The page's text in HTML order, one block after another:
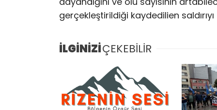
gerçekleştirildiği kaydedilien
İLGİNİZİÇEKEBİLİR